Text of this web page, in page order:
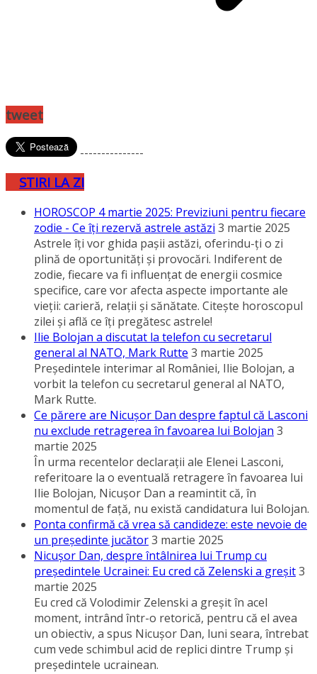
tweet
---------------
STIRI LA ZI
HOROSCOP 4 martie 2025: Previziuni pentru fiecare
zodie - Ce îţi rezervă astrele astăzi 3 martie 2025
Astrele îţi vor ghida paşii astăzi, oferindu-ţi o zi
plină de oportunităţi şi provocări. Indiferent de
zodie, fiecare va fi influenţat de energii cosmice
specifice, care vor afecta aspecte importante ale
vieţii: carieră, relaţii şi sănătate. Citeşte horoscopul
zilei şi află ce îţi pregătesc astrele!
Ilie Bolojan a discutat la telefon cu secretarul
general al NATO, Mark Rutte 3 martie 2025
Preşedintele interimar al României, Ilie Bolojan, a
vorbit la telefon cu secretarul general al NATO,
Mark Rutte.
Ce părere are Nicuşor Dan despre faptul că Lasconi
nu exclude retragerea în favoarea lui Bolojan 3
martie 2025
În urma recentelor declaraţii ale Elenei Lasconi,
referitoare la o eventuală retragere în favoarea lui
Ilie Bolojan, Nicuşor Dan a reamintit că, în
momentul de faţă, nu există candidatura lui Bolojan.
Ponta confirmă că vrea să candideze: este nevoie de
un preşedinte jucător3 martie 2025
Nicuşor Dan, despre întâlnirea lui Trump cu
preşedintele Ucrainei: Eu cred că Zelenski a greşit3
martie 2025
Eu cred că Volodimir Zelenski a greşit în acel
moment, intrând într-o retorică, pentru că el avea
un obiectiv, a spus Nicuşor Dan, luni seara, întrebat
cum vede schimbul acid de replici dintre Trump şi
preşedintele ucrainean.